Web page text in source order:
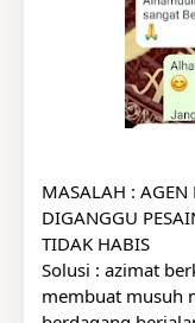
MASALAH : AGEN
DIGANGGU
TIDAK HABIS
Solusi : azimat
membuat musuh